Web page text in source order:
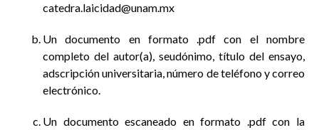
catedra.laicidad@unam.mx
Un documento en formato .pdf con el nombre
completo del autor(a), seudónimo, título del ensayo,
adscripción universitaria, número de teléfono y correo
electrónico.
Un documento escaneado en formato .pdf con la